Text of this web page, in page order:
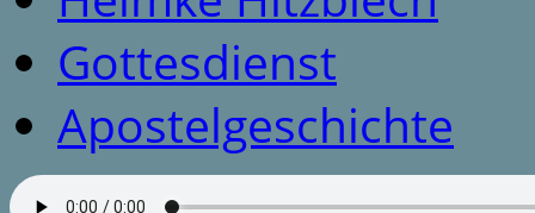
Gottesdienst
Apostelgeschichte